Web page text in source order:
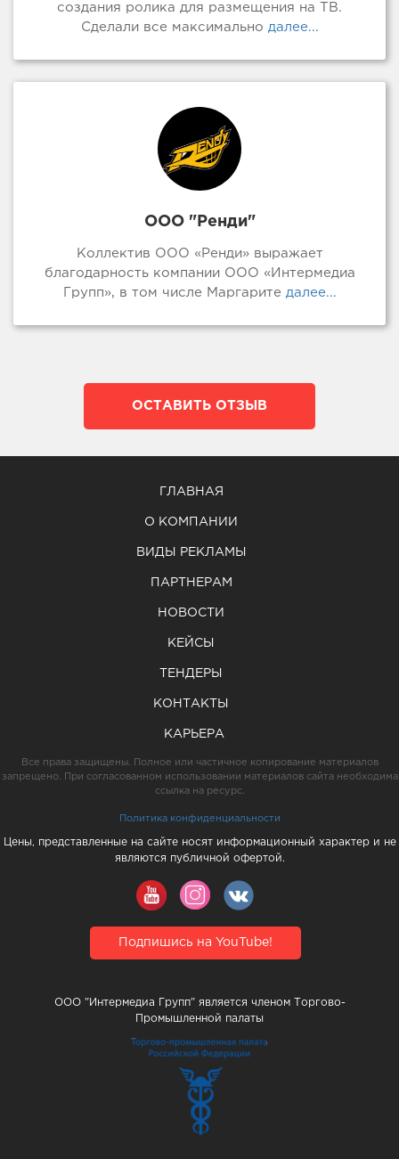
создания ролика для размещения на ТВ.
Сделали все максимально далее...
ООО "Ренди"
Коллектив ООО «Ренди» выражает
благодарность компании ООО «Интермедиа
Групп», в том числе Маргарите далее...
ОСТАВИТЬ ОТЗЫВ
ГЛАВНАЯ
О КОМПАНИИ
ВИДЫ РЕКЛАМЫ
ПАРТНЕРАМ
НОВОСТИ
КЕЙСЫ
ТЕНДЕРЫ
КОНТАКТЫ
КАРЬЕРА
Все права защищены. Полное или частичное копирование материалов
запрещено. При согласованном использовании материалов сайта необходима
ссылка на ресурс.
Политика конфиденциальности
Цены, представленные на сайте носят информационный характер и не
являются публичной офертой.
Подпишись на YouTube!
ООО "Интермедиа Групп" является членом Торгово-
Промышленной палаты